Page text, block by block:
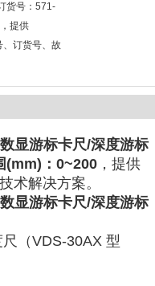
货号：571-
提供
、订货号、故
显游标卡尺/深度游标
(mm)：0~200 ，提供
术解决方案。
显游标卡尺/深度游标
‌（VDS-30AX 型